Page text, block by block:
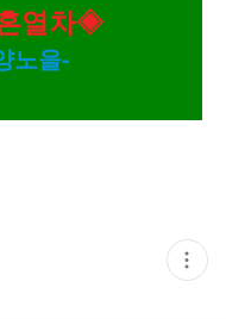
열차◈
노을-
현
재